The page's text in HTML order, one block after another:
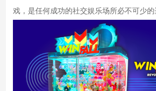
戏，是任何成功的社交娱乐场所必不可少的